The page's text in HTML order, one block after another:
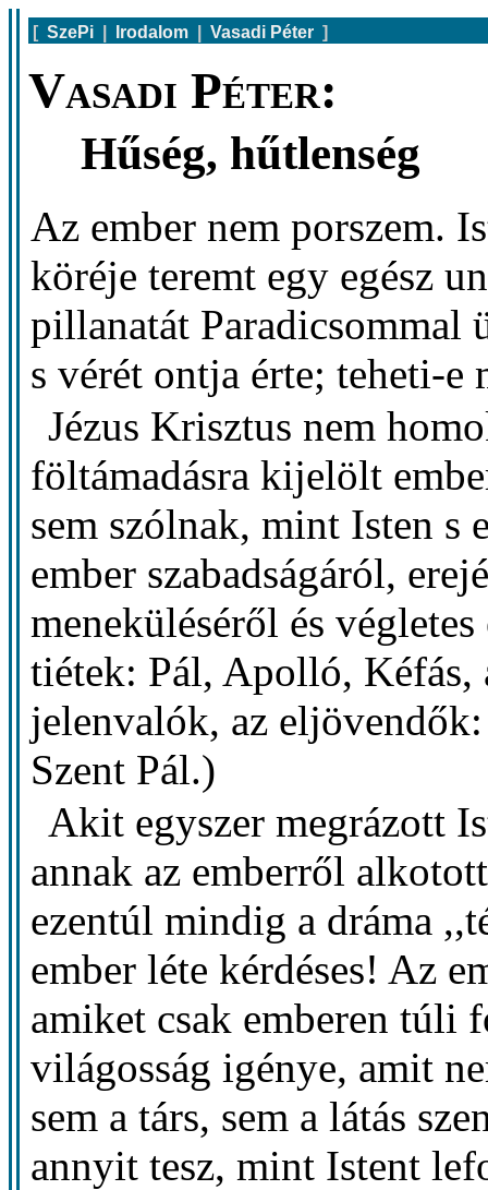
[ SzePi Irodalom Vasadi Péter ]
Vasadi Péter:
Hűség, hűtlenség
Az ember nem porszem.
köréje teremt egy egész
pillanatát Paradicsommal
s vérét ontja érte; teheti-e
Jézus Krisztus nem
föltámadásra kijelölt
sem szólnak, mint Isten s
ember szabadságáról,
meneküléséről és
tiétek: Pál, Apolló, Kéfás,
jelenvalók, az
Szent Pál.)
Akit egyszer megrázott
annak az emberről
ezentúl mindig a dráma
ember léte kérdéses! Az
amiket csak emberen túli
világosság igénye, amit
sem a társ, sem a látás
annyit tesz, mint Istent